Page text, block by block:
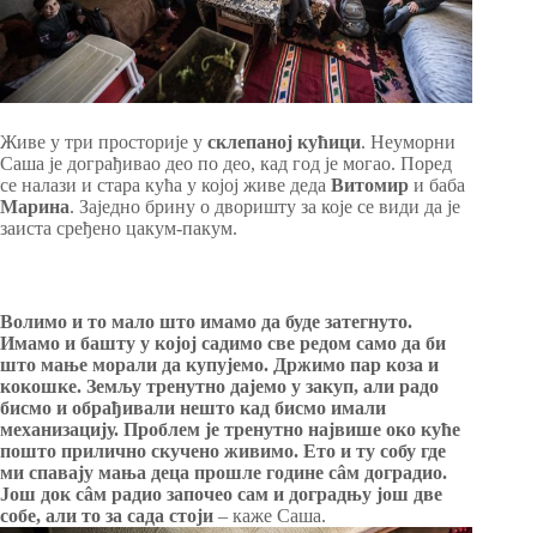
Живе у три просторије у склепаној кућици. Неуморни
Саша је дограђивао део по део, кад год је могао. Поред
се налази и стара кућа у којој живе деда Витомир и баба
Марина. Заједно брину о дворишту за које се види да је
заиста сређено цакум-пакум.
Волимо и то мало што имамо да буде затегнуто.
Имамо и башту у којој садимо све редом само да би
што мање морали да купујемо. Држимо пар коза и
кокошке. Земљу тренутно дајемо у закуп, али радо
бисмо и обрађивали нешто кад бисмо имали
механизацију. Проблем је тренутно највише око куће
пошто прилично скучено живимо. Ето и ту собу где
ми спавају мања деца прошле године сâм доградио.
Још док сâм радио започео сам и доградњу још две
собе, али то за сада стоји – каже Саша.